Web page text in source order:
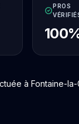
PROS
à Fontaine-la-